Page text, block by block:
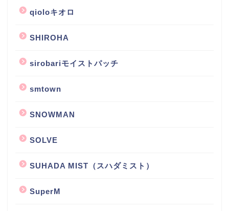
qioloキオロ
SHIROHA
sirobariモイストパッチ
smtown
SNOWMAN
SOLVE
SUHADA MIST（スハダミスト）
SuperM